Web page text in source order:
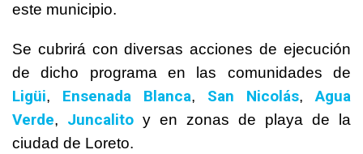
este municipio.
Se cubrirá con diversas acciones de ejecución
de dicho programa en las comunidades de
Ligüi, Ensenada Blanca, San Nicolás,Agua
Verde, Juncalito y en zonas de playa de la
ciudad de Loreto.